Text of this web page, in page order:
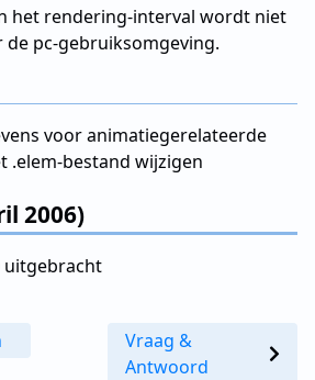
het rendering-interval wordt niet
pc-gebruiksomgeving.
voor animatiegerelateerde
.elem-bestand wijzigen
2006)
uitgebracht
Vraag &
Antwoord